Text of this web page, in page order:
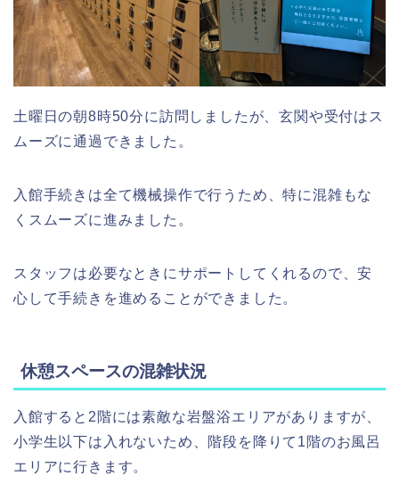
土曜日の朝8時50分に訪問しましたが、玄関や受付はス
ムーズに通過できました。
入館手続きは全て機械操作で行うため、特に混雑もな
くスムーズに進みました。
スタッフは必要なときにサポートしてくれるので、安
心して手続きを進めることができました。
休憩スペースの混雑状況
入館すると2階には素敵な岩盤浴エリアがありますが、
小学生以下は入れないため、階段を降りて1階のお風呂
エリアに行きます。